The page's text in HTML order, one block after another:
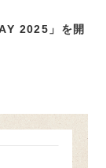
2025」を開